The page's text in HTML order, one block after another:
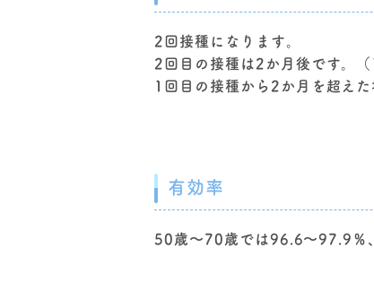
2回接種になります。
2回目の接種は2か月後です。
1回目の接種から2か月を超え
有効率
50歳〜70歳では96.6〜97.9％